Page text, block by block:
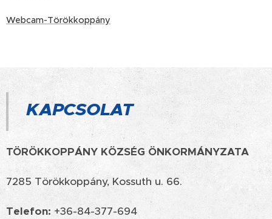
Webcam-Törökkoppány
KAPCSOLAT
TÖRÖKKOPPÁNY KÖZSÉG ÖNKORMÁNYZATA
7285 Törökkoppány, Kossuth u. 66.
Telefon: +36-84-377-694